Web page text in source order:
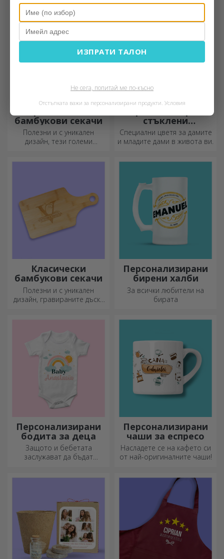
подаръци!
бамбукови секачи
Полезни и с уникален
дизайн, тези големи
стъклени
орнаменти с
консервирани
цветя
Специални цветя за дамите
и младите дами в живота ви.
Класически
бамбукови секачи
Полезни и с уникален
дизайн, гравираните дъски
Персонализирани
бирени халби
За всички любители на
бирата
Персонализирани
бодита за деца
Защото и бебетата
заслужават да бъдат
Персонализирани
чаши за еспресо
Насладете се на кафето си
от най-оригиналните чаши!
ИЗПРАТИ ТАЛОН
Не сега, попитай ме по-късно
Отстъпката важи за персонализирани продукти. Условия